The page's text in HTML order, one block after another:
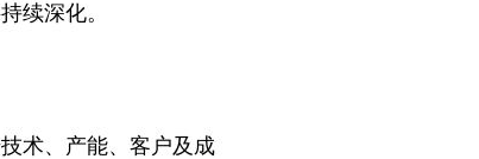
续深化。
术、产能、客户及成